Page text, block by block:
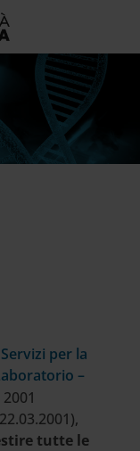
per la
–
tutte le